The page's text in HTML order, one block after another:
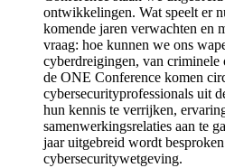
ontwikkelingen. Wat speelt er
komende jaren verwachten en
vraag: hoe kunnen we ons
cyberdreigingen, van criminele
de ONE Conference komen
cybersecurityprofessionals uit
hun kennis te verrijken,
samenwerkingsrelaties aan te
jaar uitgebreid wordt
cybersecuritywetgeving.